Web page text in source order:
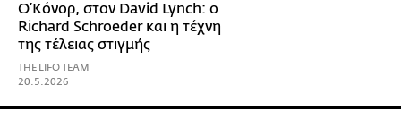
Ο’Κόνορ, στον David Lynch: ο
Richard Schroeder και η τέχνη
της τέλειας στιγμής
THE LIFO TEAM
20.5.2026